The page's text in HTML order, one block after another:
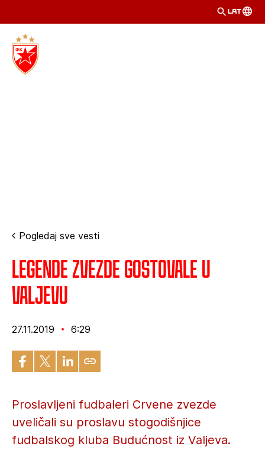
LAT
Pogledaj sve vesti
Legende Zvezde gostovale u
Valjevu
27.11.2019 6:29
Proslavljeni fudbaleri Crvene zvezde
uveličali su proslavu stogodišnjice
fudbalskog kluba Budućnost iz Valjeva.